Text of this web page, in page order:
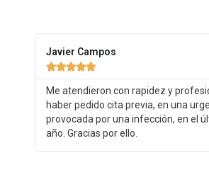
Javier Campos

Me atendieron con rapidez y
haber pedido cita previa, en una
provocada por una infección, en el
año. Gracias por ello.